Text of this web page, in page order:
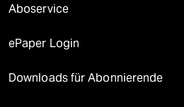
Aboservice
ePaper Login
Downloads für Abonnierende